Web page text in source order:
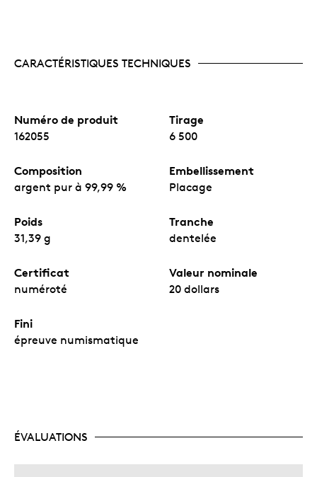
CARACTÉRISTIQUES TECHNIQUES
Numéro de produit
162055
Tirage
6 500
Composition
argent pur à 99,99 %
Embellissement
Placage
Poids
31,39 g
Tranche
dentelée
Certificat
numéroté
Valeur nominale
20 dollars
Fini
épreuve numismatique
ÉVALUATIONS